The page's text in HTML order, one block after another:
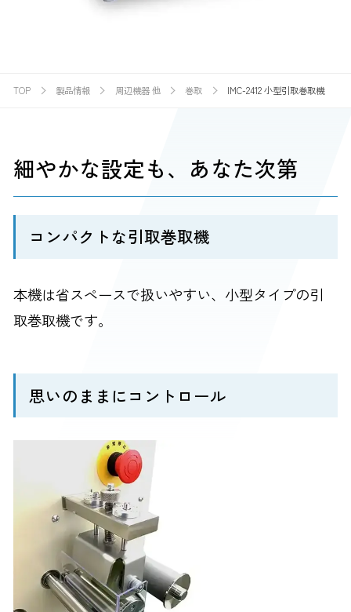
TOP 製品情報 周辺機器 他 巻取 IMC-2412 小型引取巻取機
細やかな設定も、あなた次第
コンパクトな引取巻取機
本機は省スペースで扱いやすい、小型タイプの引
取巻取機です。
思いのままにコントロール